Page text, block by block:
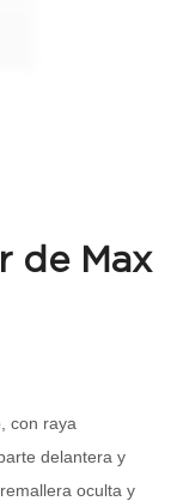
de Max
con raya
delantera y
oculta y